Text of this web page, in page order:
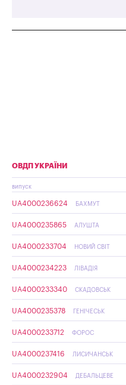
ОВДП УКРАЇНИ
випуск
UA4000236624 БАХМУТ
UA4000235865 АЛУШТА
UA4000233704 НОВИЙ СВІТ
UA4000234223 ЛІВАДІЯ
UA4000233340 СКАДОВСЬК
UA4000235378 ГЕНІЧЕСЬК
UA4000233712 ФОРОС
UA4000237416 ЛИСИЧАНСЬК
UA4000232904 ДЕБАЛЬЦЕВЕ